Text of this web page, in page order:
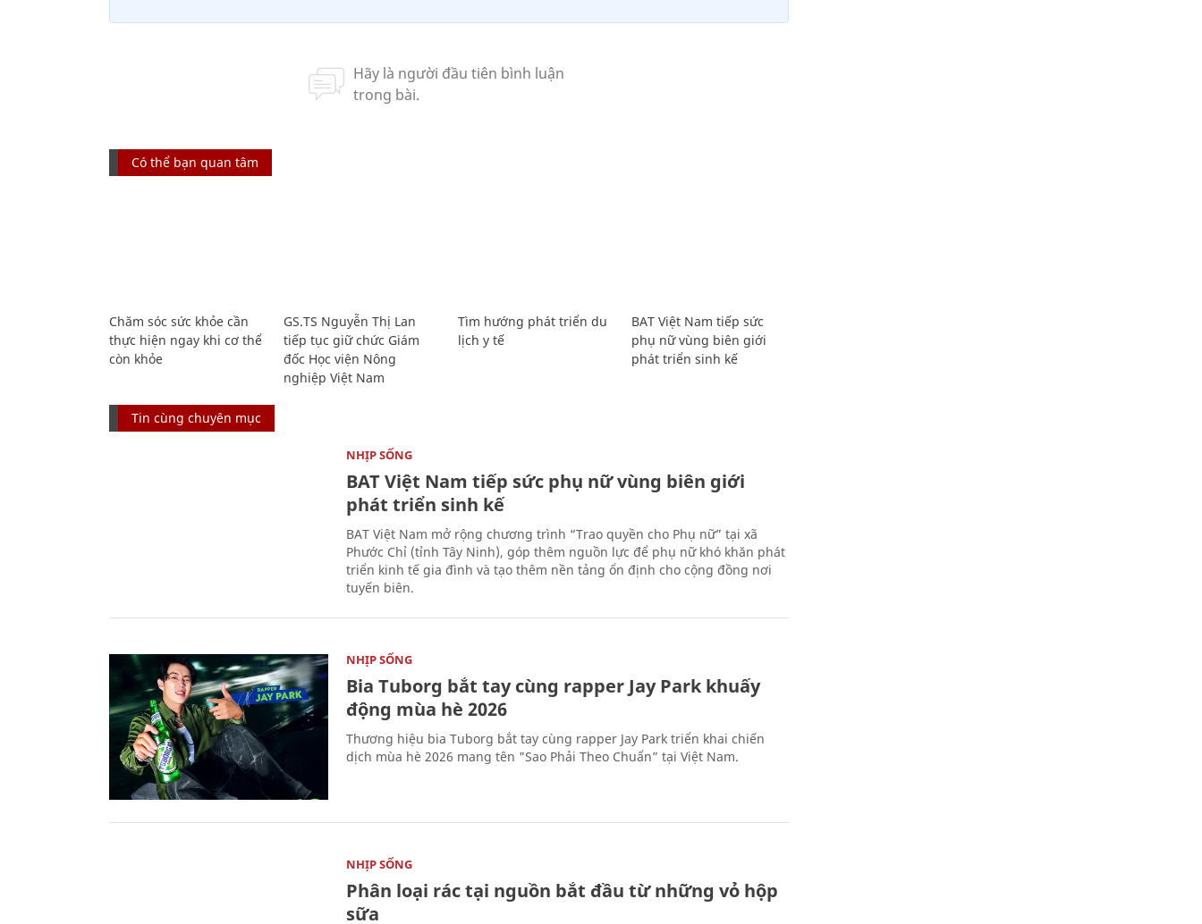
Có thể bạn quan tâm
Chăm sóc sức khỏe cần
thực hiện ngay khi cơ thể
còn khỏe
GS.TS Nguyễn Thị Lan
tiếp tục giữ chức Giám
đốc Học viện Nông
nghiệp Việt Nam
Tìm hướng phát triển du
lịch y tế
BAT Việt Nam tiếp sức
phụ nữ vùng biên giới
phát triển sinh kế
Tin cùng chuyên mục
NHỊP SỐNG
BAT Việt Nam tiếp sức phụ nữ vùng biên giới
phát triển sinh kế
BAT Việt Nam mở rộng chương trình “Trao quyền cho Phụ nữ” tại xã
Phước Chỉ (tỉnh Tây Ninh), góp thêm nguồn lực để phụ nữ khó khăn phát
triển kinh tế gia đình và tạo thêm nền tảng ổn định cho cộng đồng nơi
tuyến biên.
NHỊP SỐNG
Bia Tuborg bắt tay cùng rapper Jay Park khuấy
động mùa hè 2026
Thương hiệu bia Tuborg bắt tay cùng rapper Jay Park triển khai chiến
dịch mùa hè 2026 mang tên "Sao Phải Theo Chuẩn” tại Việt Nam.
NHỊP SỐNG
Phân loại rác tại nguồn bắt đầu từ những vỏ hộp
sữa